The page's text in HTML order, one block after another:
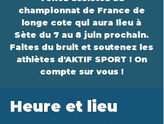
championnat de France de
longe cote qui aura lieu à
Sète du 7 au 8 juin prochain.
Faites du bruit et soutenez les
athlètes d'AKTIF SPORT ! On
compte sur vous !
Heure et lieu